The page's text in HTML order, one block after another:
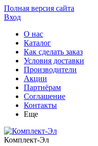
Полная версия сайта
Вход
О нас
Каталог
Как сделать заказ
Условия доставки
Производители
Акции
Партнёрам
Соглашение
Контакты
Еще
Комплект-Эл